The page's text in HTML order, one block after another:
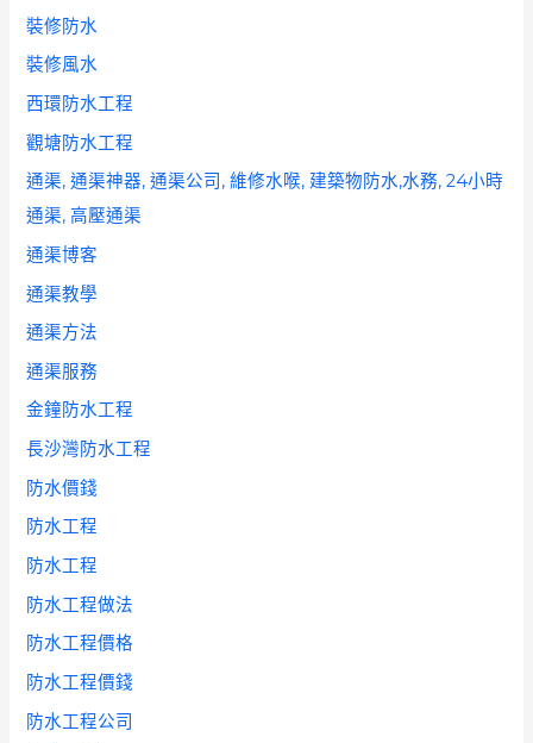
裝修防水
裝修風水
西環防水工程
觀塘防水工程
通渠, 通渠神器, 通渠公司, 維修水喉, 建築物防水,水務, 24小時
通渠, 高壓通渠
通渠博客
通渠教學
通渠方法
通渠服務
金鐘防水工程
長沙灣防水工程
防水價錢
防水工程
防水工程
防水工程做法
防水工程價格
防水工程價錢
防水工程公司